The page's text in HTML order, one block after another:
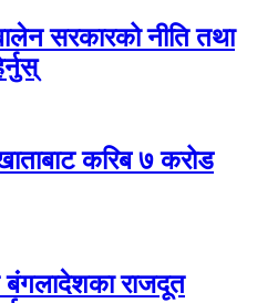
सरकारको नीति तथा
करिब ७ करोड
बंगलादेशका राजदूत